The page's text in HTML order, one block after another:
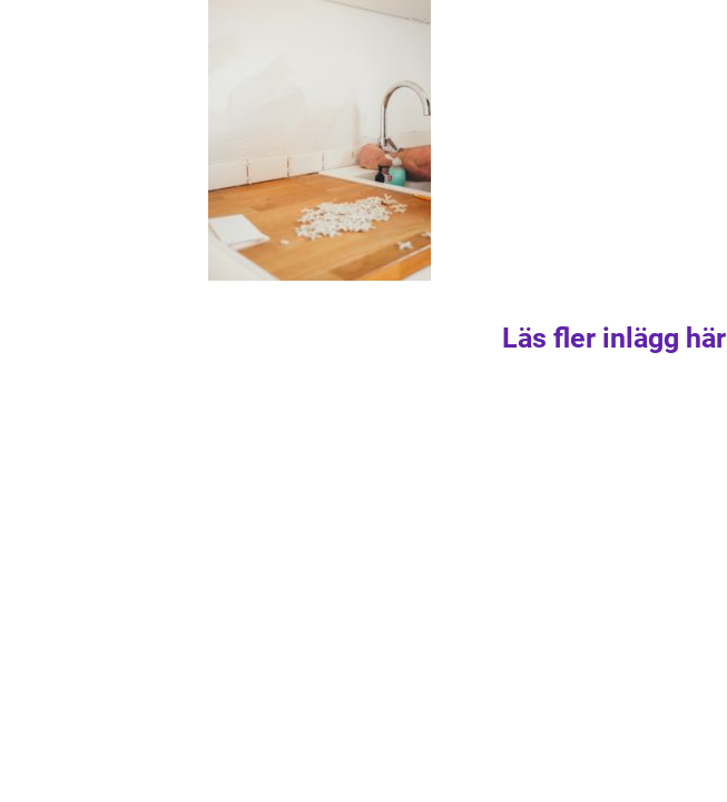
Läs fler inlägg här